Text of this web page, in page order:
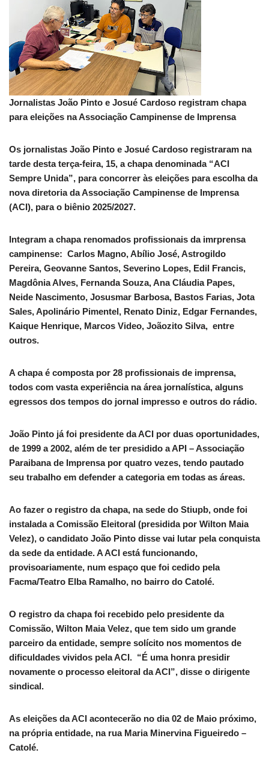
Jornalistas João Pinto e Josué Cardoso registram chapa
para eleições na Associação Campinense de Imprensa
Os jornalistas João Pinto e Josué Cardoso registraram na
tarde desta terça-feira, 15, a chapa denominada “ACI
Sempre Unida”, para concorrer às eleições para escolha da
nova diretoria da Associação Campinense de Imprensa
(ACI), para o biênio 2025/2027.
Integram a chapa renomados profissionais da imrprensa
campinense: Carlos Magno, Abílio José, Astrogildo
Pereira, Geovanne Santos, Severino Lopes, Edil Francis,
Magdônia Alves, Fernanda Souza, Ana Cláudia Papes,
Neide Nascimento, Josusmar Barbosa, Bastos Farias, Jota
Sales, Apolinário Pimentel, Renato Diniz, Edgar Fernandes,
Kaique Henrique, Marcos Video, Joãozito Silva, entre
outros.
A chapa é composta por 28 profissionais de imprensa,
todos com vasta experiência na área jornalística, alguns
egressos dos tempos do jornal impresso e outros do rádio.
João Pinto já foi presidente da ACI por duas oportunidades,
de 1999 a 2002, além de ter presidido a API – Associação
Paraibana de Imprensa por quatro vezes, tendo pautado
seu trabalho em defender a categoria em todas as áreas.
Ao fazer o registro da chapa, na sede do Stiupb, onde foi
instalada a Comissão Eleitoral (presidida por Wilton Maia
Velez), o candidato João Pinto disse vai lutar pela conquista
da sede da entidade. A ACI está funcionando,
provisoariamente, num espaço que foi cedido pela
Facma/Teatro Elba Ramalho, no bairro do Catolé.
O registro da chapa foi recebido pelo presidente da
Comissão, Wilton Maia Velez, que tem sido um grande
parceiro da entidade, sempre solícito nos momentos de
dificuldades vividos pela ACI. “É uma honra presidir
novamente o processo eleitoral da ACI”, disse o dirigente
sindical.
As eleições da ACI acontecerão no dia 02 de Maio próximo,
na própria entidade, na rua Maria Minervina Figueiredo –
Catolé.